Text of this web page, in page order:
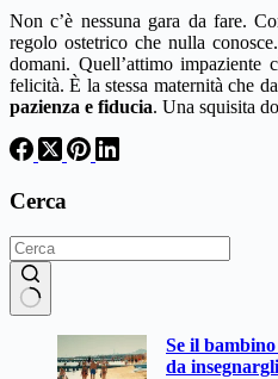
Non c’è nessuna gara da fare.
regolo ostetrico che nulla
domani. Quell’attimo impaziente
felicità. È la stessa maternità che
pazienza e fiducia. Una squisita
Cerca
Se il
da